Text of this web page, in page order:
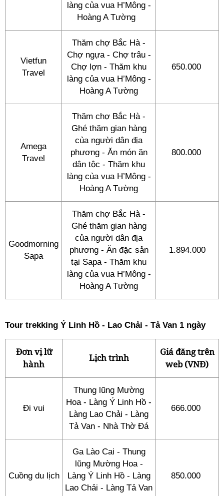
làng của vua H’Mông -
Hoàng A Tường
Vietfun
Travel
Thăm chợ Bắc Hà -
Chợ ngựa - Chợ trâu -
Chợ lợn - Thăm khu
làng của vua H’Mông -
Hoàng A Tường
650.000
Amega
Travel
Thăm chợ Bắc Hà -
Ghé thăm gian hàng
của người dân địa
phương - Ăn món ăn
dân tộc - Thăm khu
làng của vua H’Mông -
Hoàng A Tường
800.000
Goodmorning
Sapa
Thăm chợ Bắc Hà -
Ghé thăm gian hàng
của người dân địa
phương - Ăn đặc sản
tại Sapa - Thăm khu
làng của vua H’Mông -
Hoàng A Tường
1.894.000
Tour trekking Ý Linh Hồ - Lao Chải - Tả Van 1 ngày
Đơn vị lữ
hành
Lịch trình
Giá đăng trên
web (VNĐ)
Đi vui
Thung lũng Mường
Hoa - Làng Ý Linh Hồ -
Làng Lao Chải - Làng
Tả Van - Nhà Thờ Đá
666.000
Cuồng du lịch
Ga Lào Cai - Thung
lũng Mường Hoa -
Làng Ý Linh Hồ - Làng
Lao Chải - Làng Tả Van
850.000